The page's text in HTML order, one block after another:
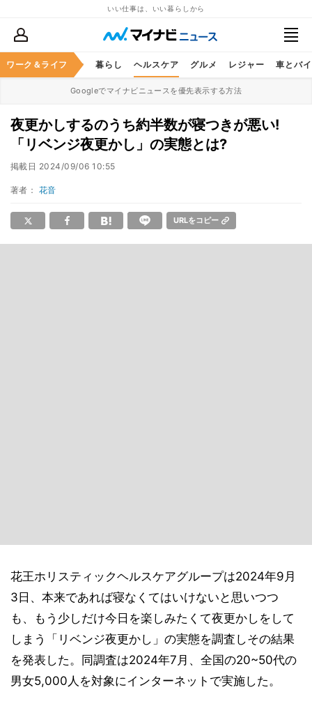
いい仕事は、いい暮らしから
ワーク＆ライフ
ススキル マネー 暮らし ヘルスケア グルメ レジャー 車とバ
Googleでマイナビニュースを優先表示する方法
夜更かしするのうち約半数が寝つきが悪い!
「リベンジ夜更かし」の実態とは?
掲載日 2024/09/06 10:55
著者： 花音
URLをコピー
花王ホリスティックヘルスケアグループは2024年9月
3日、本来であれば寝なくてはいけないと思いつつ
も、もう少しだけ今日を楽しみたくて夜更かしをして
しまう「リベンジ夜更かし」の実態を調査しその結果
を発表した。同調査は2024年7月、全国の20~50代の
男女5,000人を対象にインターネットで実施した。